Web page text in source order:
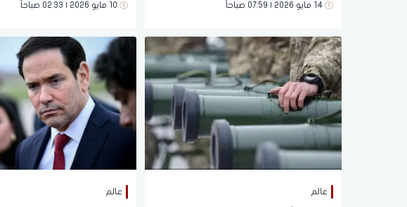
14 مايو 2026 | 07:59 صباحاً 10 مايو 2026 | 02:33 صباحاً
عالم عالم